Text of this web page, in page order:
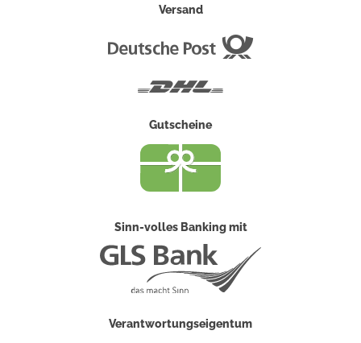
Versand
Gutscheine
Sinn-volles Banking mit
Verantwortungseigentum